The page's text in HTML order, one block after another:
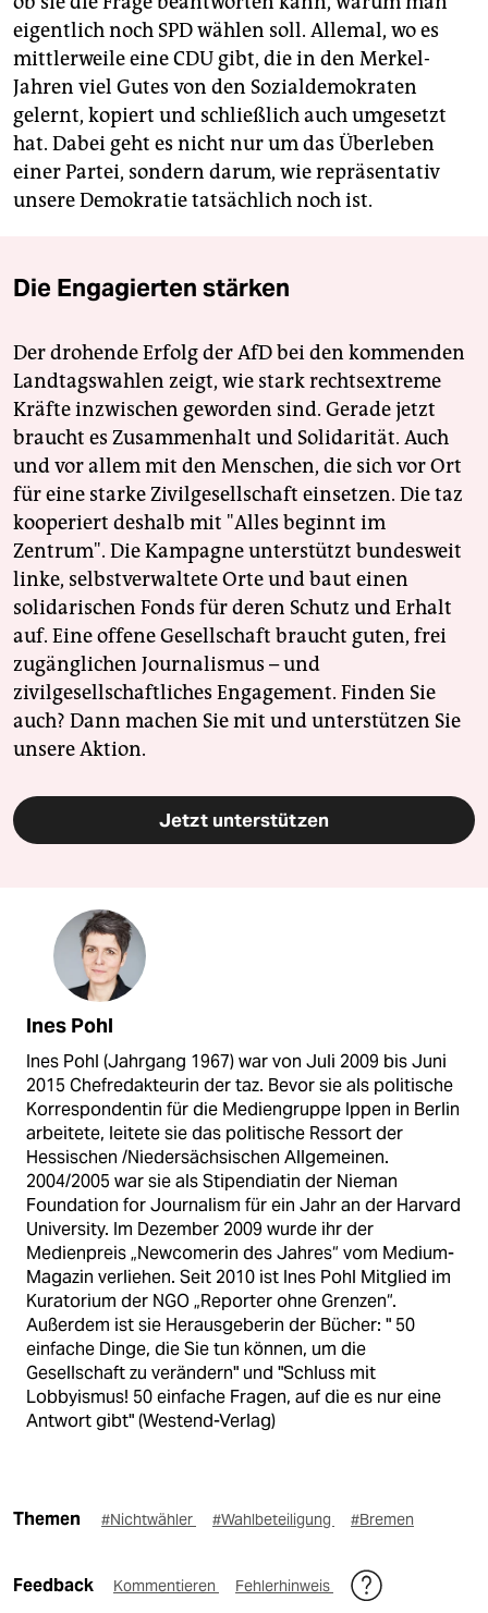
eigentlich noch SPD wählen soll. Allemal, wo es
mittlerweile eine CDU gibt, die in den Merkel-
Jahren viel Gutes von den Sozialdemokraten
gelernt, kopiert und schließlich auch umgesetzt
hat. Dabei geht es nicht nur um das Überleben
einer Partei, sondern darum, wie repräsentativ
unsere Demokratie tatsächlich noch ist.
Die Engagierten stärken
Der drohende Erfolg der AfD bei den kommenden
Landtagswahlen zeigt, wie stark rechtsextreme
Kräfte inzwischen geworden sind. Gerade jetzt
braucht es Zusammenhalt und Solidarität. Auch
und vor allem mit den Menschen, die sich vor Ort
für eine starke Zivilgesellschaft einsetzen. Die taz
kooperiert deshalb mit "Alles beginnt im
Zentrum". Die Kampagne unterstützt bundesweit
linke, selbstverwaltete Orte und baut einen
solidarischen Fonds für deren Schutz und Erhalt
auf. Eine offene Gesellschaft braucht guten, frei
zugänglichen Journalismus – und
zivilgesellschaftliches Engagement. Finden Sie
auch? Dann machen Sie mit und unterstützen Sie
unsere Aktion.
Jetzt unterstützen
Ines Pohl
Ines Pohl (Jahrgang 1967) war von Juli 2009 bis Juni
2015 Chefredakteurin der taz. Bevor sie als politische
Korrespondentin für die Mediengruppe Ippen in Berlin
arbeitete, leitete sie das politische Ressort der
Hessischen /Niedersächsischen Allgemeinen.
2004/2005 war sie als Stipendiatin der Nieman
Foundation for Journalism für ein Jahr an der Harvard
University. Im Dezember 2009 wurde ihr der
Medienpreis „Newcomerin des Jahres“ vom Medium-
Magazin verliehen. Seit 2010 ist Ines Pohl Mitglied im
Kuratorium der NGO „Reporter ohne Grenzen“.
Außerdem ist sie Herausgeberin der Bücher: " 50
einfache Dinge, die Sie tun können, um die
Gesellschaft zu verändern" und "Schluss mit
Lobbyismus! 50 einfache Fragen, auf die es nur eine
Antwort gibt" (Westend-Verlag)
Themen #Nichtwähler #Wahlbeteiligung #Bremen
Feedback Kommentieren Fehlerhinweis